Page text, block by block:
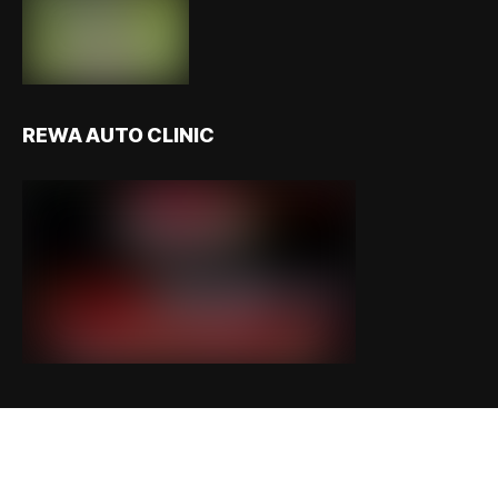
REWA AUTO CLINIC